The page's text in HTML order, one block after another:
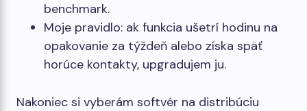
benchmark.
Moje pravidlo: ak funkcia ušetrí hodinu na
opakovanie za týždeň alebo získa späť
horúce kontakty, upgradujem ju.
Nakoniec si vyberám softvér na distribúciu